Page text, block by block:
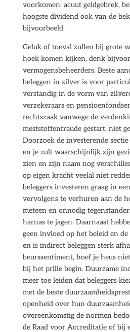
voorkomen: acuut geldgebrek,
hoogste dividend ook van de
bijvoorbeeld.
Geluk of toeval zullen bij grote
hoek komen kijken, denk
vermogensbeheerders. Beste
beleggen in zilver is voor
verstandig in de vorm van
verzekeraars en
rechtszaak vanwege de
meststoffenfraude gestart, niet
Doorzoek de investerende
en je zult waarschijnlijk zijn
zien en zijn naam nog
op eigen kracht veelal niet
beleggers investeren graag in
vervolgens te verhuren aan de
meteen en onnodig
harnas te jagen. Daarnaast
geen invloed op het beleid en
en is indirect beleggen sterk
beurssentiment, hoef je heus
bij het prille begin. Duurzame
meer toe leiden dat beleggers
met de beste
openheid over hun
overeenkomstig de normen
de Raad voor Accreditatie of bij